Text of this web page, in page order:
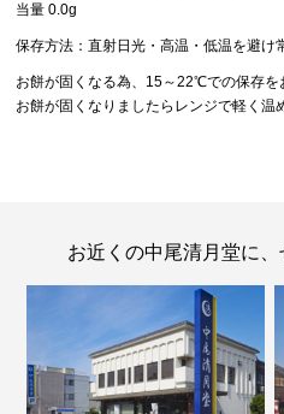
当量 0.0g
保存方法：直射日光・高温・低温を避け
お餅が固くなる為、15～22℃での保存を
お餅が固くなりましたらレンジで軽く温
お近くの中尾清月堂に、